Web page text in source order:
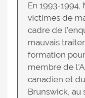
En 1993-
victimes de
cadre de
mauvais
formation
membre de
canadien et
Brunswick, au